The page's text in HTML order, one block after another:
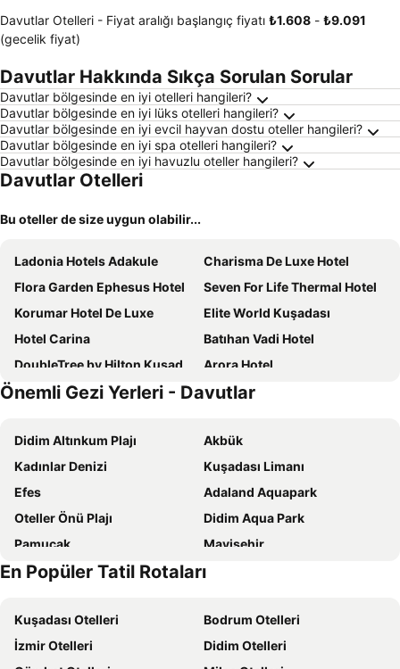
Davutlar Otelleri - Fiyat aralığı başlangıç fiyatı ‎₺1.608 - ‎₺9.091
(gecelik fiyat)
Davutlar Hakkında Sıkça Sorulan Sorular
Davutlar bölgesinde en iyi otelleri hangileri?
Davutlar bölgesinde en iyi lüks otelleri hangileri?
Davutlar bölgesinde en iyi evcil hayvan dostu oteller hangileri?
Davutlar bölgesinde en iyi spa otelleri hangileri?
Davutlar bölgesinde en iyi havuzlu oteller hangileri?
Davutlar Otelleri
Bu oteller de size uygun olabilir...
Ladonia Hotels Adakule
Charisma De Luxe Hotel
Flora Garden Ephesus Hotel
Seven For Life Thermal Hotel
Korumar Hotel De Luxe
Elite World Kuşadası
Hotel Carina
Batıhan Vadi Hotel
DoubleTree by Hilton Kusadasi
Arora Hotel
Signature Blue Resort
Marbel Hotel by Palm Wings
Risus Beach Resort Hotel
Qlusive Hotel
Palm Wings Kusadasi Beach Resort & Spa
Suhan Seaport 360 Hotel
Palmin Hotel
Sealight Family Club
Batihan Beach Resort & Spa
City's Hill Hotel
Unique Life Style Hotel
Bella Pino Beach Club
Ladies Beach Suit Otel
Marti Prime Beach Hotel
Scala Nuova Beach Hotel
Medos Beach Hotel
Jura Hotels Ada Beach Kuşadası
Asena
Önemli Gezi Yerleri - Davutlar
Didim Altınkum Plajı
Akbük
Kadınlar Denizi
Kuşadası Limanı
Efes
Adaland Aquapark
Oteller Önü Plajı
Didim Aqua Park
Pamucak
Mavişehir
Şirince
Long Beach Aqualand
Çukuraltı Halk Plajı
D-Marin Didim Marina
Kuştur Plajı
Efes Müzesi
En Popüler Tatil Rotaları
Kuşadası Otelleri
Bodrum Otelleri
İzmir Otelleri
Didim Otelleri